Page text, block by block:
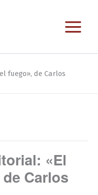
fuego», de Carlos
«El
Carlos